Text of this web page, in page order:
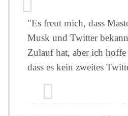
"Es freut mich, dass
Musk und Twitter
Zulauf hat, aber ich hoffe
dass es kein zweites